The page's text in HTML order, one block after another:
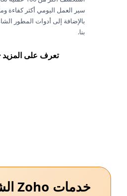
سير العمل اليومي أكثر كفاءة
بالإضافة إلى أدوات المطور
بنا.
تعرف على المزيد
خدمات Zoho الشاملة